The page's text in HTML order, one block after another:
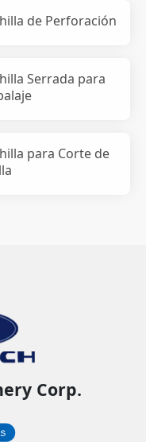
de Perforación
Serrada para
para Corte de
Corp.